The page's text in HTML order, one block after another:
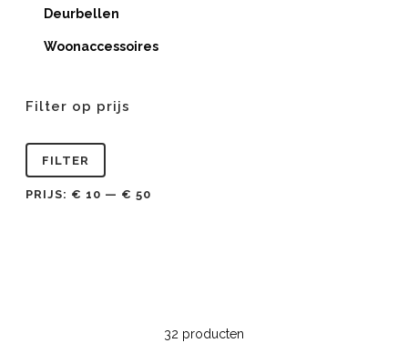
Deurbellen
Woonaccessoires
Filter op prijs
Min.
prijs
Max.
prijs
FILTER
PRIJS: € 10 — € 50
32 producten